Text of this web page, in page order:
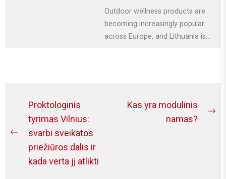
Outdoor wellness products are
becoming increasingly popular
across Europe, and Lithuania is
Navigacija
tarp
įrašų
Previous
post:
Proktologinis
tyrimas Vilnius:
svarbi sveikatos
priežiūros dalis ir
kada verta jį atlikti
Kas yra modulinis
namas?